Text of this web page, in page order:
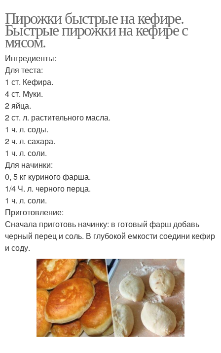
Пирожки быстрые на кефире.
Быстрые пирожки на кефире с
мясом.
Ингредиенты:
Для теста:
1 ст. Кефира.
4 ст. Муки.
2 яйца.
2 ст. л. растительного масла.
1 ч. л. соды.
2 ч. л. сахара.
1 ч. л. соли.
Для начинки:
0, 5 кг куриного фарша.
1/4 Ч. л. черного перца.
1 ч. л. соли.
Приготовление:
Сначала приготовь начинку: в готовый фарш добавь
черный перец и соль. В глубокой емкости соедини кефир
и соду.